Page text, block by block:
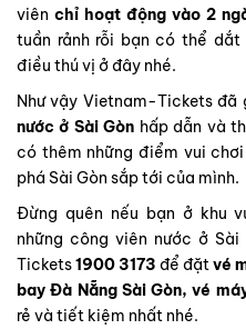
viênchỉ hoạt động vào 2
tuần rảnh rỗi bạn có thể
điều thú vị ở đây nhé.
Như vậy Vietnam-Tickets đã
nước ở Sài Gòn hấp dẫn và
có thêm những điểm vui
phá Sài Gòn sắp tới của mình.
Đừng quên nếu bạn ở khu
những công viên nước ở
Tickets1900 3173 để đặtvé
bay Đà Nẵng Sài Gòn, vé
rẻ và tiết kiệm nhất nhé.